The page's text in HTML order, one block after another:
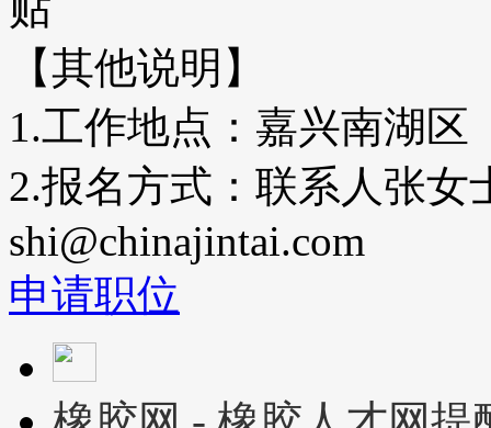
【其他说明】
1.工作地点：嘉兴南湖区
2.报名方式：联系人张女
shi@chinajintai.com
申请职位